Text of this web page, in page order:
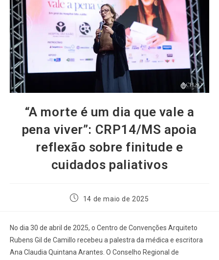
“A morte é um dia que vale a
pena viver”: CRP14/MS apoia
reflexão sobre finitude e
cuidados paliativos
14 de maio de 2025
No dia 30 de abril de 2025, o Centro de Convenções Arquiteto
Rubens Gil de Camillo recebeu a palestra da médica e escritora
Ana Claudia Quintana Arantes. O Conselho Regional de